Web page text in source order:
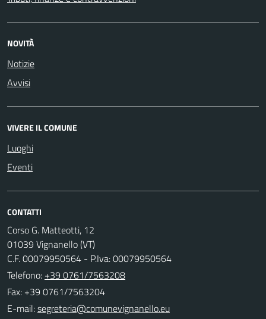
NOVITÀ
Notizie
Avvisi
VIVERE IL COMUNE
Luoghi
Eventi
CONTATTI
Corso G. Matteotti, 12
01039 Vignanello (VT)
C.F. 00079950564 - P.Iva: 00079950564
Telefono: +39 0761/7563208
Fax: +39 0761/7563204
E-mail: